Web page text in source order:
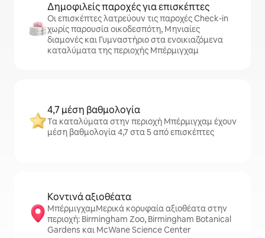
Δημοφιλείς παροχές για επισκέπτες
Οι επισκέπτες λατρεύουν τις παροχές Check-in
χωρίς παρουσία οικοδεσπότη, Μηνιαίες
διαμονές και Γυμναστήριο στα ενοικιαζόμενα
καταλύματα της περιοχής Μπέρμιγχαμ
4,7 μέση βαθμολογία
Τα καταλύματα στην περιοχή Μπέρμιγχαμ έχουν
μέση βαθμολογία 4,7 στα 5 από επισκέπτες
Κοντινά αξιοθέατα
ΜπέρμιγχαμΜερικά κορυφαία αξιοθέατα στην
περιοχή: Birmingham Zoo, Birmingham Botanical
Gardens και McWane Science Center